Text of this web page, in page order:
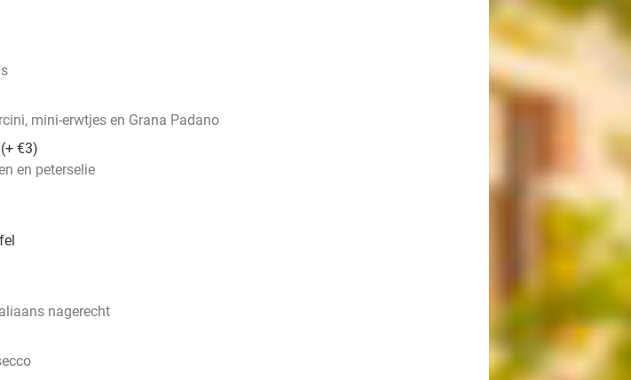
mini-erwtjes en Grana Padano
€3)
en peterselie
nagerecht